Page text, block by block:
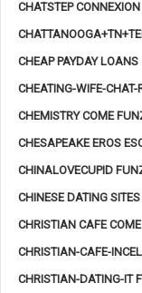
CHATSTEP CONNEXION
CHEAP PAYDAY LOANS
CHEATING-WIFE-CHAT-
CHEMISTRY COME
CHESAPEAKE EROS
CHINALOVECUPID
CHINESE DATING
CHRISTIAN CAFE
CHRISTIAN-CAFE-
CHRISTIAN-DATING-IT